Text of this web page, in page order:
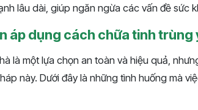
lâu dài, giúp ngăn ngừa các vấn đề sức
áp dụng cách chữa tinh trùng
là một lựa chọn an toàn và hiệu quả,
này. Dưới đây là những tình huống mà